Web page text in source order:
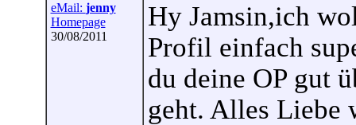
eMail: jenny
Homepage
30/08/2011
Hy Jamsin,ich
Profil einfach
du deine OP gut
geht. Alles Liebe